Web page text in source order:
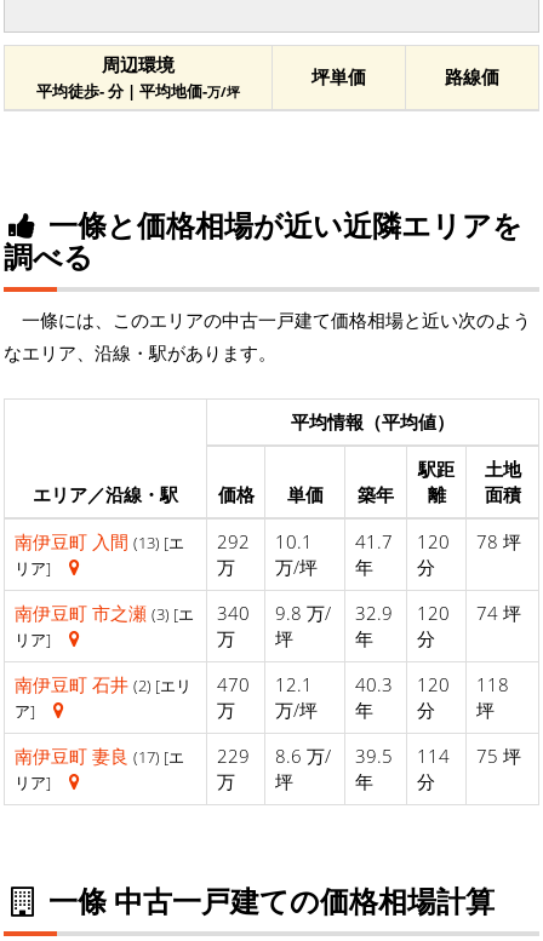
周辺環境
平均徒歩- 分 | 平均地価-万/坪
坪単価 路線価
一條と価格相場が近い近隣エリアを
調べる
一條には、このエリアの中古一戸建て価格相場と近い次のよう
なエリア、沿線・駅があります。
エリア／沿線・駅
平均情報（平均値）
価格 単価 築年
駅距
離
土地
面積
南伊豆町 入間 (13) [エ
リア]
292
万
10.1
万/坪
41.7
年
120
分
78 坪
南伊豆町 市之瀬 (3) [エ
リア]
340
万
9.8 万/
坪
32.9
年
120
分
74 坪
南伊豆町 石井 (2) [エリ
ア]
470
万
12.1
万/坪
40.3
年
120
分
118
坪
南伊豆町 妻良 (17) [エ
リア]
229
万
8.6 万/
坪
39.5
年
114
分
75 坪
一條 中古一戸建ての価格相場計算